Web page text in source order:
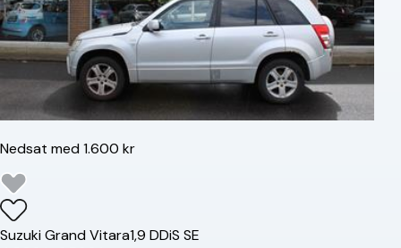
Nedsat med 1.600 kr
SuzukiGrand Vitara1,9 DDiS SE